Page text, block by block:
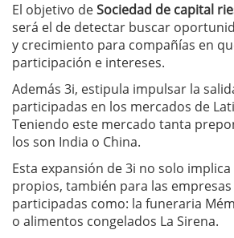
El objetivo deSociedad de capital
será el de detectar buscar
y crecimiento para compañías en
participación e intereses.
Además 3i, estipula impulsar la
participadas en los mercados de
Teniendo este mercado tanta
los son India o China.
Esta expansión de 3i no solo
propios, también para las
participadas como: la funeraria
o alimentos congelados La Sirena.